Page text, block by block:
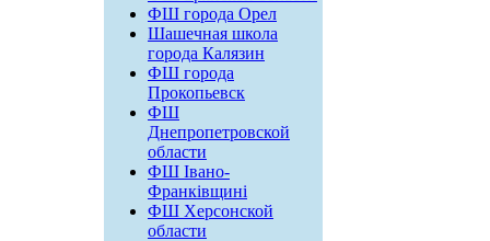
ФШ города Орел
Шашечная школа
города Калязин
ФШ города
Прокопьевск
ФШ
Днепропетровской
области
ФШ Івано-
Франківщині
ФШ Херсонской
области